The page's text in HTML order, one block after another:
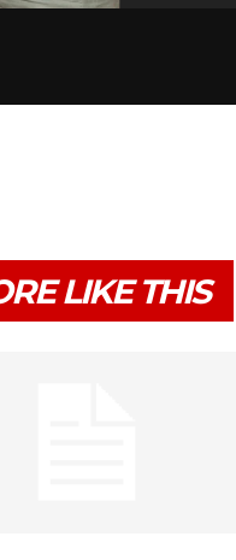
LIKE THIS